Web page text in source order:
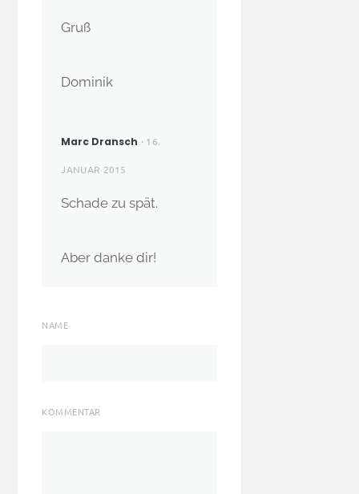
Gruß
Dominik
Marc Dransch · 16.
JANUAR 2015
Schade zu spät.
Aber danke dir!
NAME
KOMMENTAR